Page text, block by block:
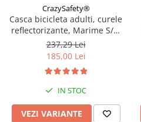
CrazySafety®
Casca bicicleta adulti, curele
reflectorizante, Marime S/M
(52-56cm), model Ramp,
Diverse culori
237,29 Lei
185,00 Lei
IN STOC
VEZI VARIANTE